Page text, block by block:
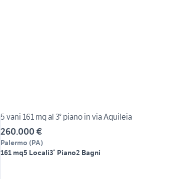
5 vani 161 mq al 3° piano in via Aquileia
260.000 €
Palermo (PA)
161 mq5 Locali3° Piano2 Bagni